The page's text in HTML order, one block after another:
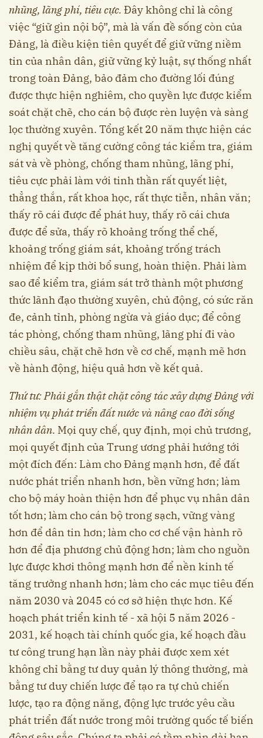
nhũng, lãng phí, tiêu cực. Đây không chỉ là công
việc “giữ gìn nội bộ”, mà là vấn đề sống còn của
Đảng, là điều kiện tiên quyết để giữ vững niềm
tin của nhân dân, giữ vững kỷ luật, sự thống nhất
trong toàn Đảng, bảo đảm cho đường lối đúng
được thực hiện nghiêm, cho quyền lực được kiểm
soát chặt chẽ, cho cán bộ được rèn luyện và sàng
lọc thường xuyên. Tổng kết 20 năm thực hiện các
nghị quyết về tăng cường công tác kiểm tra, giám
sát và về phòng, chống tham nhũng, lãng phí,
tiêu cực phải làm với tinh thần rất quyết liệt,
thẳng thắn, rất khoa học, rất thực tiễn, nhân văn;
thấy rõ cái được để phát huy, thấy rõ cái chưa
được để sửa, thấy rõ khoảng trống thể chế,
khoảng trống giám sát, khoảng trống trách
nhiệm để kịp thời bổ sung, hoàn thiện. Phải làm
sao để kiểm tra, giám sát trở thành một phương
thức lãnh đạo thường xuyên, chủ động, có sức răn
đe, cảnh tỉnh, phòng ngừa và giáo dục; để công
tác phòng, chống tham nhũng, lãng phí đi vào
chiều sâu, chặt chẽ hơn về cơ chế, mạnh mẽ hơn
về hành động, hiệu quả hơn về kết quả.
Thứ tư:Phải gắn thật chặt công tác xây dựng Đảng với
nhiệm vụ phát triển đất nước và nâng cao đời sống
nhân dân. Mọi quy chế, quy định, mọi chủ trương,
mọi quyết định của Trung ương phải hướng tới
một đích đến: Làm cho Đảng mạnh hơn, để đất
nước phát triển nhanh hơn, bền vững hơn; làm
cho bộ máy hoàn thiện hơn để phục vụ nhân dân
tốt hơn; làm cho cán bộ trong sạch, vững vàng
hơn để dân tin hơn; làm cho cơ chế vận hành rõ
hơn để địa phương chủ động hơn; làm cho nguồn
lực được khơi thông mạnh hơn để nền kinh tế
tăng trưởng nhanh hơn; làm cho các mục tiêu đến
năm 2030 và 2045 có cơ sở hiện thực hơn. Kế
hoạch phát triển kinh tế - xã hội 5 năm 2026 -
2031, kế hoạch tài chính quốc gia, kế hoạch đầu
tư công trung hạn lần này phải được xem xét
không chỉ bằng tư duy quản lý thông thường, mà
bằng tư duy chiến lược để tạo ra tự chủ chiến
lược, tạo ra động năng, động lực trước yêu cầu
phát triển đất nước trong môi trường quốc tế biến